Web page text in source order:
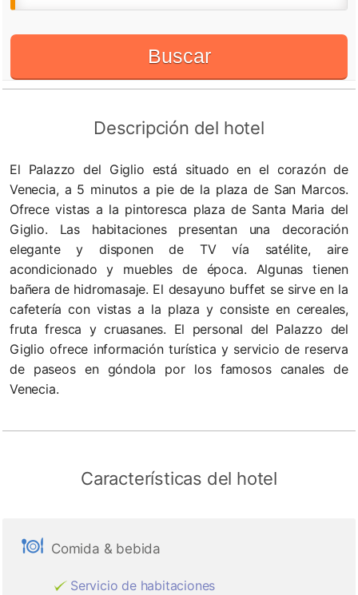
Buscar
Descripción del hotel
El Palazzo del Giglio está situado en el corazón de
Venecia, a 5 minutos a pie de la plaza de San Marcos.
Ofrece vistas a la pintoresca plaza de Santa Maria del
Giglio. Las habitaciones presentan una decoración
elegante y disponen de TV vía satélite, aire
acondicionado y muebles de época. Algunas tienen
bañera de hidromasaje. El desayuno buffet se sirve en la
cafetería con vistas a la plaza y consiste en cereales,
fruta fresca y cruasanes. El personal del Palazzo del
Giglio ofrece información turística y servicio de reserva
de paseos en góndola por los famosos canales de
Venecia.
Características del hotel
Comida & bebida
Servicio de habitaciones